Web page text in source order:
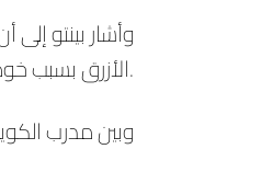
وأشار بينتو
الأزرق بسبب خوض 3 مباريات وسط أجواء حارة، وارتفاع في نسبة الرطوبة.
وبين مدرب